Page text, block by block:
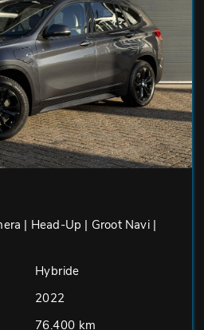
| Head-Up | Groot Navi |
Hybride
2022
76.400 km